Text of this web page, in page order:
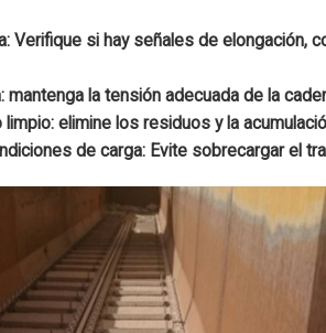
Verifique si hay señales de
mantenga la tensión adecuada de la
limpio: elimine los residuos y la
de carga: Evite sobrecargar el